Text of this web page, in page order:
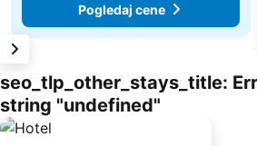
Pogledaj cene
seo_tlp_other_stays_title:
string "undefined"